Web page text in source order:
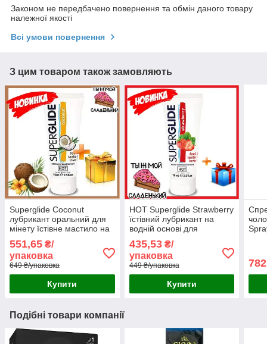
Законом не передбачено повернення та обмін даного товару
належної якості
Всі умови повернення
З цим товаром також замовляють
Superglide Coconut
лубрикант оральний для
мінету їстівне мастило на
кокоса 75 мл Австрія
551,65 ₴/
упаковка
649 ₴/упаковка
Купити
HOT Superglide Strawberry
їстівний лубрикант на
водній основі для
сексу 75 мл Австрія
435,53₴/
упаковка
449 ₴/упаковка
Купити
Подібні товари компанії